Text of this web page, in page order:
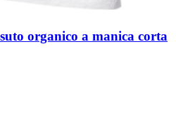
organico a manica corta